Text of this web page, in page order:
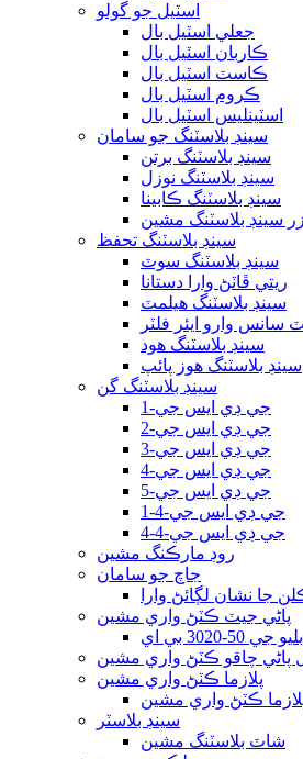
اسٽيل جو گولو
جعلي اسٽيل بال
ڪاربان اسٽيل بال
ڪاسٽ اسٽيل بال
ڪروم اسٽيل بال
اسٽينلیس اسٽيل بال
سينڊ بلاسٽنگ جو سامان
سينڊ بلاسٽنگ برتن
سينڊ بلاسٽنگ نوزل
سينڊ بلاسٽنگ ڪابينا
سينڊ بلاسٽنگ مشين
سينڊ بلاسٽنگ تحفظ
سينڊ بلاسٽنگ سوٽ
ريتي ڦاٽڻ وارا دستانا
سينڊ بلاسٽنگ هيلمٽ
سانس وارو ايئر فلٽر
سينڊ بلاسٽنگ هود
سينڊ بلاسٽنگ هوز پائپ
سينڊ بلاسٽنگ گن
جي ڊي ايس جي-1
جي ڊي ايس جي-2
جي ڊي ايس جي-3
جي ڊي ايس جي-4
جي ڊي ايس جي-5
جي ڊي ايس جي-4-1
جي ڊي ايس جي-4-4
روڊ مارڪنگ مشين
جاچ جو سامان
جا نشان لڳائڻ وارا
پاڻي جيٽ ڪٽڻ واري مشين
3020 بي اي
پاڻي چاقو ڪٽڻ واري مشين
پلازما ڪٽڻ واري مشين
ڪٽڻ واري مشين
سينڊ بلاسٽر
شاٽ بلاسٽنگ مشين